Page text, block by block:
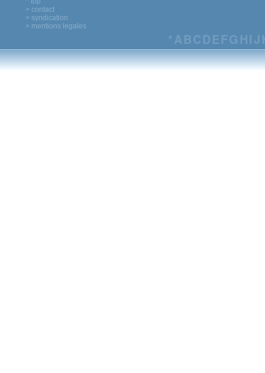
> contact
> syndication
> mentions legales
*ABCDEFG HIJ